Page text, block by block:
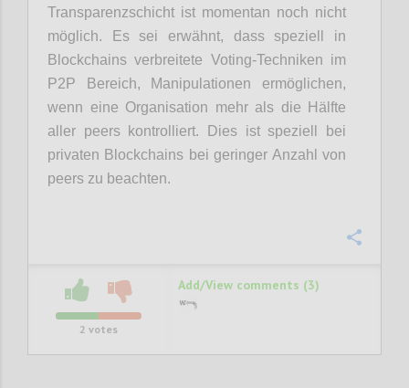
Transparenzschicht ist momentan noch nicht
möglich. Es sei erwähnt, dass speziell in
Blockchains verbreitete Voting-Techniken im
P2P Bereich, Manipulationen ermöglichen,
wenn eine Organisation mehr als die Hälfte
aller peers kontrolliert. Dies ist speziell bei
privaten Blockchains bei geringer Anzahl von
peers zu beachten.
2 votes
Add/View comments (3)